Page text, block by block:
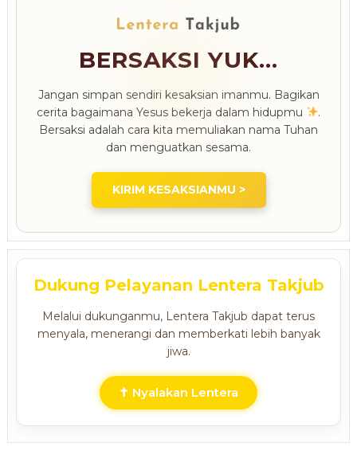
BERSAKSI YUK...
Jangan simpan sendiri kesaksian imanmu. Bagikan
cerita bagaimana Yesus bekerja dalam hidupmu
.
Bersaksi adalah cara kita memuliakan nama Tuhan
dan menguatkan sesama.
KIRIM KESAKSIANMU >
Dukung Pelayanan Lentera Takjub
Melalui dukunganmu, Lentera Takjub dapat terus
menyala, menerangi dan memberkati lebih banyak
jiwa.
✝ Nyalakan Lentera